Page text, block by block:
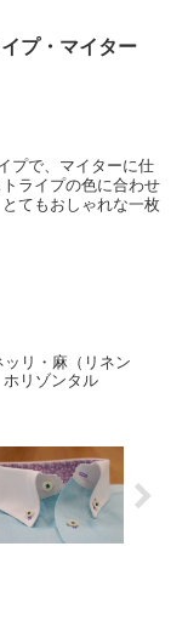
プ・マイター
プで、マイターに仕
ライプの色に合わせ
てもおしゃれな一枚
リ・麻（リネン
リゾンタル